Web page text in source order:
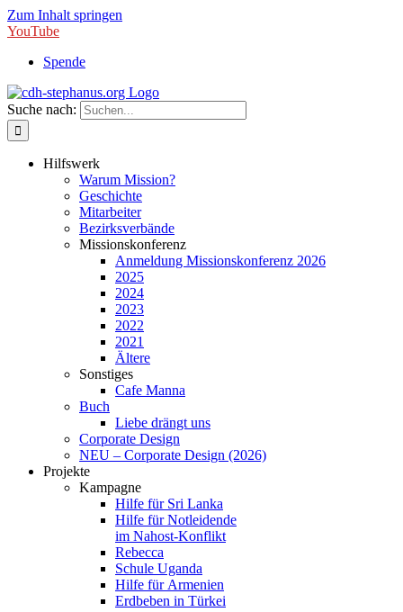
Zum Inhalt springen
YouTube
Spende
Suche nach:
Hilfswerk
Warum Mission?
Geschichte
Mitarbeiter
Bezirksverbände
Missionskonferenz
Anmeldung Missionskonferenz 2026
2025
2024
2023
2022
2021
Ältere
Sonstiges
Cafe Manna
Buch
Liebe drängt uns
Corporate Design
NEU – Corporate Design (2026)
Projekte
Kampagne
Hilfe für Sri Lanka
Hilfe für Notleidende
im Nahost-Konflikt
Rebecca
Schule Uganda
Hilfe für Armenien
Erdbeben in Türkei